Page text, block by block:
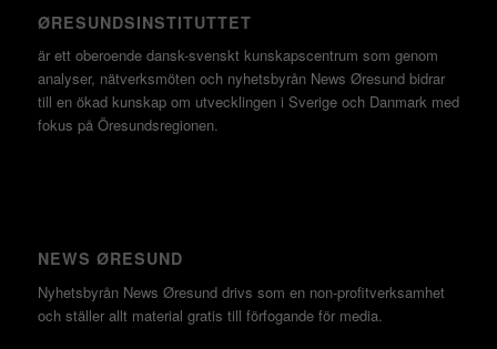
ØRESUNDSINSTITUTTET
är ett oberoende dansk-svenskt kunskapscentrum som genom
analyser, nätverksmöten och nyhetsbyrån News Øresund bidrar
till en ökad kunskap om utvecklingen i Sverige och Danmark med
fokus på Öresundsregionen.
NEWS ØRESUND
Nyhetsbyrån News Øresund drivs som en non-profitverksamhet
och ställer allt material gratis till förfogande för media.